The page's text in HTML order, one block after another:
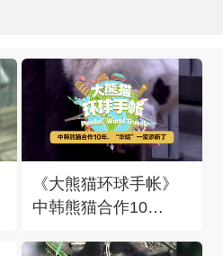
《大熊猫环球手帐》
中韩熊猫合作10